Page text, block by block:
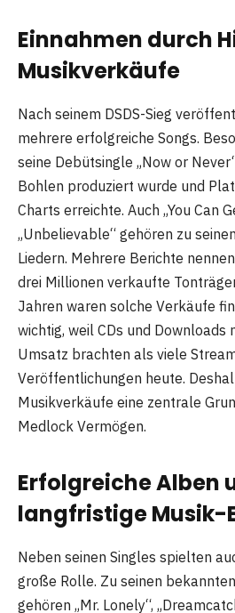
Einnahmen durch
Musikverkäufe
Nach seinem DSDS-Sieg
mehrere erfolgreiche Songs.
seine Debütsingle „Now or
Bohlen produziert wurde und
Charts erreichte. Auch „You Can
„Unbelievable“ gehören zu
Liedern. Mehrere Berichte
drei Millionen verkaufte
Jahren waren solche Verkäufe
wichtig, weil CDs und Downloads
Umsatz brachten als viele
Veröffentlichungen heute.
Musikverkäufe eine zentrale
Medlock Vermögen.
Erfolgreiche Alben
langfristige Musik-
Neben seinen Singles spielten
große Rolle. Zu seinen
gehören „Mr. Lonely“,